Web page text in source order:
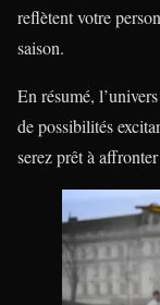
reflètent votre
saison.
En résumé,
de possibilités
serez prêt à